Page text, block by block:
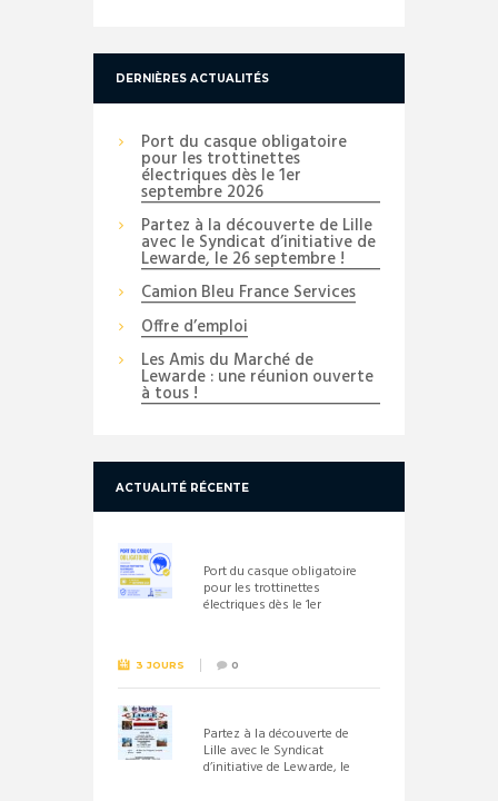
DERNIÈRES ACTUALITÉS
Port du casque obligatoire
pour les trottinettes
électriques dès le 1er
septembre 2026
Partez à la découverte de Lille
avec le Syndicat d’initiative de
Lewarde, le 26 septembre !
Camion Bleu France Services
Offre d’emploi
Les Amis du Marché de
Lewarde : une réunion ouverte
à tous !
ACTUALITÉ RÉCENTE
Port du casque obligatoire
pour les trottinettes
électriques dès le 1er
3 JOURS 0
Partez à la découverte de
Lille avec le Syndicat
d’initiative de Lewarde, le